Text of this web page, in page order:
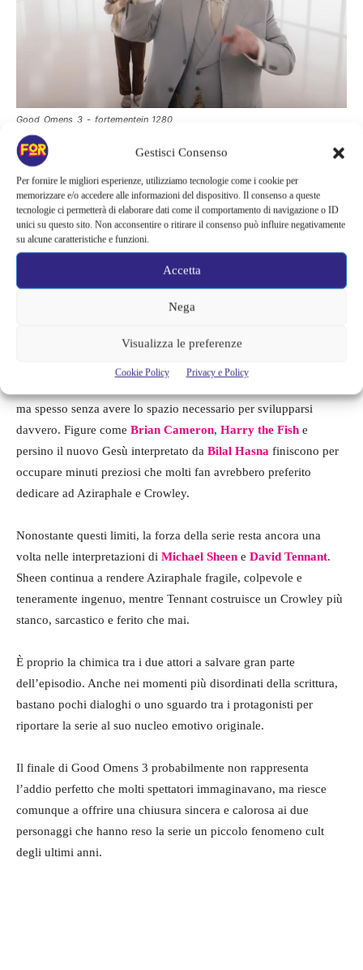
Gestisci Consenso
Per fornire le migliori esperienze, utilizziamo tecnologie come i cookie per
memorizzare e/o accedere alle informazioni del dispositivo. Il consenso a queste
tecnologie ci permetterà di elaborare dati come il comportamento di navigazione o ID
unici su questo sito. Non acconsentire o ritirare il consenso può influire negativamente
su alcune caratteristiche e funzioni.
Accetta
Nega
Visualizza le preferenze
Cookie Policy Privacy e Policy
Good_Omens_3_-_fortementein_1280
Un finale più piccolo del previsto
ma salvato da Tennant e Sheen
Uno degli aspetti più discussi della terza stagione riguarda
proprio il formato ridotto. Invece di una stagione completa da
si presenta come un lungo episodio
ma spesso senza avere lo spazio necessario per svilupparsi
davvero. Figure come Brian Cameron, Harry the Fish e
persino il nuovo Gesù interpretato da Bilal Hasna finiscono per
occupare minuti preziosi che molti fan avrebbero preferito
dedicare ad Aziraphale e Crowley.
Nonostante questi limiti, la forza della serie resta ancora una
volta nelle interpretazioni di Michael Sheen e David Tennant.
Sheen continua a rendere Aziraphale fragile, colpevole e
teneramente ingenuo, mentre Tennant costruisce un Crowley più
stanco, sarcastico e ferito che mai.
È proprio la chimica tra i due attori a salvare gran parte
dell’episodio. Anche nei momenti più disordinati della scrittura,
bastano pochi dialoghi o uno sguardo tra i protagonisti per
riportare la serie al suo nucleo emotivo originale.
Il finale di Good Omens 3 probabilmente non rappresenta
l’addio perfetto che molti spettatori immaginavano, ma riesce
comunque a offrire una chiusura sincera e calorosa ai due
personaggi che hanno reso la serie un piccolo fenomeno cult
degli ultimi anni.